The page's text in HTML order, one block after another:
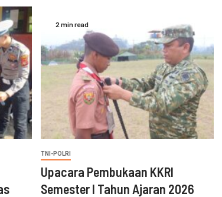
2 min read
TNI-POLRI
Upacara Pembukaan KKRI
Semester I Tahun Ajaran 2026